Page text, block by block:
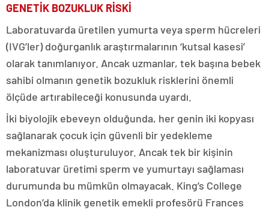
GENETİK BOZUKLUK RİSKİ
Laboratuvarda üretilen yumurta veya sperm hücreleri
(IVG’ler) doğurganlık araştırmalarının ‘kutsal kasesi’
olarak tanımlanıyor. Ancak uzmanlar, tek başına bebek
sahibi olmanın genetik bozukluk risklerini önemli
ölçüde artırabileceği konusunda uyardı.
İki biyolojik ebeveyn olduğunda, her genin iki kopyası
sağlanarak çocuk için güvenli bir yedekleme
mekanizması oluşturuluyor. Ancak tek bir kişinin
laboratuvar üretimi sperm ve yumurtayı sağlaması
durumunda bu mümkün olmayacak. King’s College
London’da klinik genetik emekli profesörü Frances